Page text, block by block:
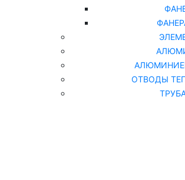
ОТВОДЫ